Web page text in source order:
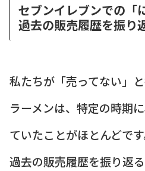
セブンイレブンでの「
過去の販売履歴を振り
私たちが「売ってない」
ラーメンは、特定の時期
ていたことがほとんどです
過去の販売履歴を振り返る